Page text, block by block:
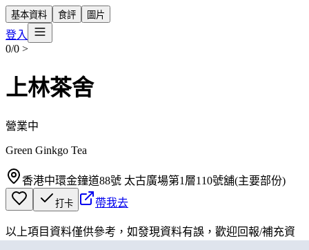
基本資料 食評 圖片
登入
0/0 >
上林茶舍
營業中
Green Ginkgo Tea
香港中環金鐘道88號 太古廣場第1層110號舖(主要部份)
打卡 帶我去
以上項目資料僅供參考，如發現資料有誤，歡迎回報/補充資